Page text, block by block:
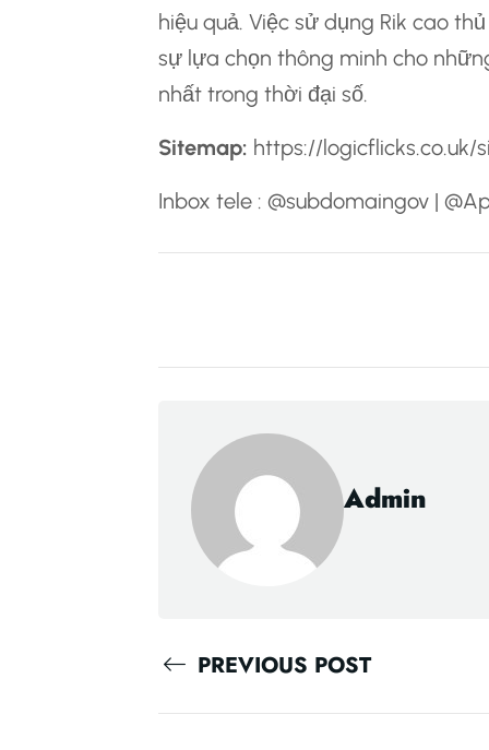
hiệu quả. Việc sử dụng Rik cao
sự lựa chọn thông minh cho
nhất trong thời đại số.
Sitemap: https://logicflicks.co.uk/
Inbox tele : @subdomaingov |
Admin
PREVIOUS POST